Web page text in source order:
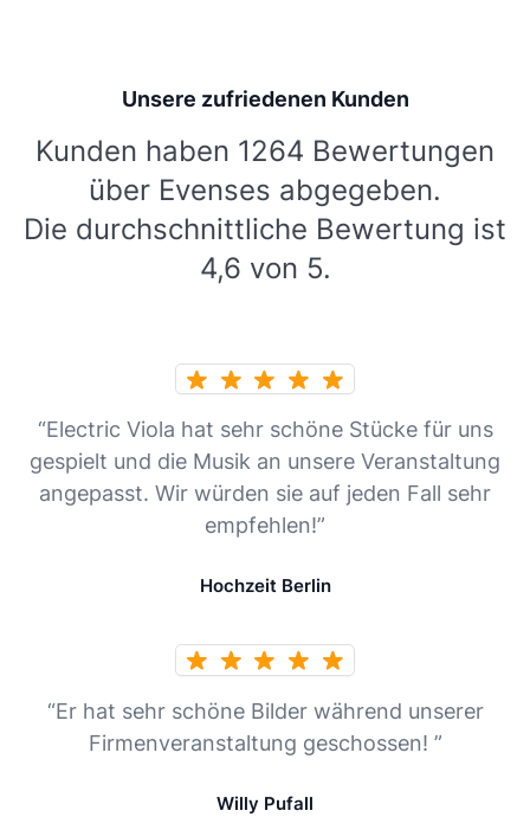
Unsere zufriedenen Kunden
Kunden haben 1264 Bewertungen
über Evenses abgegeben.
Die durchschnittliche Bewertung ist
4,6 von 5.
“Electric Viola hat sehr schöne Stücke für uns
gespielt und die Musik an unsere Veranstaltung
angepasst. Wir würden sie auf jeden Fall sehr
empfehlen!”
Hochzeit Berlin
“Er hat sehr schöne Bilder während unserer
Firmenveranstaltung geschossen! ”
Willy Pufall